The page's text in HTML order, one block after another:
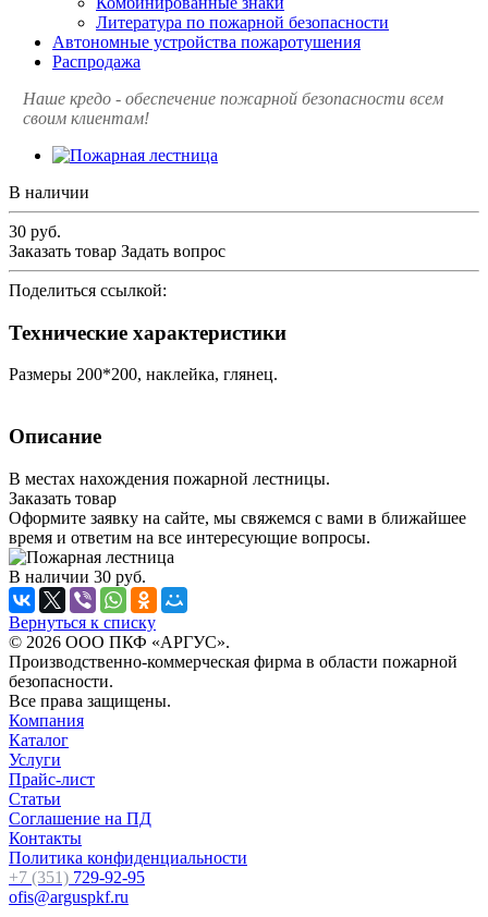
Литература по пожарной безопасности
Автономные устройства пожаротушения
Распродажа
Наше кредо - обеспечение пожарной безопасности всем
своим клиентам!
В наличии
30 руб.
Заказать товар Задать вопрос
Поделиться ссылкой:
Технические характеристики
Размеры 200*200, наклейка, глянец.
Описание
В местах нахождения пожарной лестницы.
Заказать товар
Оформите заявку на сайте, мы свяжемся с вами в ближайшее
время и ответим на все интересующие вопросы.
В наличии 30 руб.
Вернуться к списку
© 2026 ООО ПКФ «АРГУС».
Производственно-коммерческая фирма в области пожарной
безопасности.
Все права защищены.
Компания
Каталог
Услуги
Прайс-лист
Статьи
Соглашение на ПД
Контакты
Политика конфиденциальности
+7 (351) 729-92-95
ofis@arguspkf.ru